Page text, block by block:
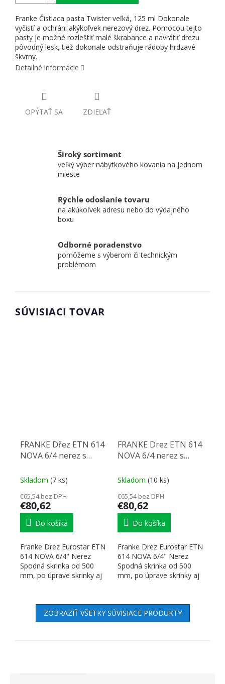
Franke Čistiaca pasta Twister veľká, 125 ml Dokonale
vyčistí a ochráni akýkoľvek nerezový drez. Pomocou tejto
pasty je možné rozleštiť malé škrabance a navrátiť drezu
pôvodný lesk, tiež dokonale odstraňuje rádoby hrdzavé
škvrny.
Detailné informácie
OPÝTAŤ SA ZDIEĽAŤ
Široký sortiment
veľký výber nábytkového kovania na jednom
mieste
Rýchle odoslanie tovaru
na akúkoľvek adresu nebo do výdajného
boxu
Odborné poradenstvo
pomôžeme s výberom či technickým
problémom
SÚVISIACI TOVAR
FRANKE Dřez ETN 614
NOVA 6/4 nerez s
Skladom (7 ks)
€65,54 bez DPH
€80,62
Do košíka
Franke Drez Eurostar ETN
614 NOVA 6/4" Nerez
Spodná skrinka od 500
mm, po úprave skrinky aj
FRANKE Drez ETN 614
NOVA 6/4 nerez s
Skladom (10 ks)
€65,54 bez DPH
€80,62
Do košíka
Franke Drez Eurostar ETN
614 NOVA 6/4" Nerez
Spodná skrinka od 500
mm, po úprave skrinky aj
ZOBRAZIŤ VŠETKY SÚVISIACE PRODUKTY